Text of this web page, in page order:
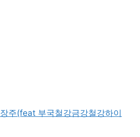
주(feat 부국철강금강철강하이